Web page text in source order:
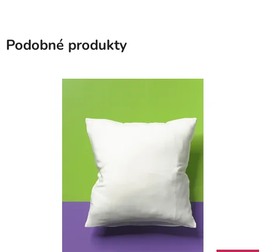
Podobné produkty